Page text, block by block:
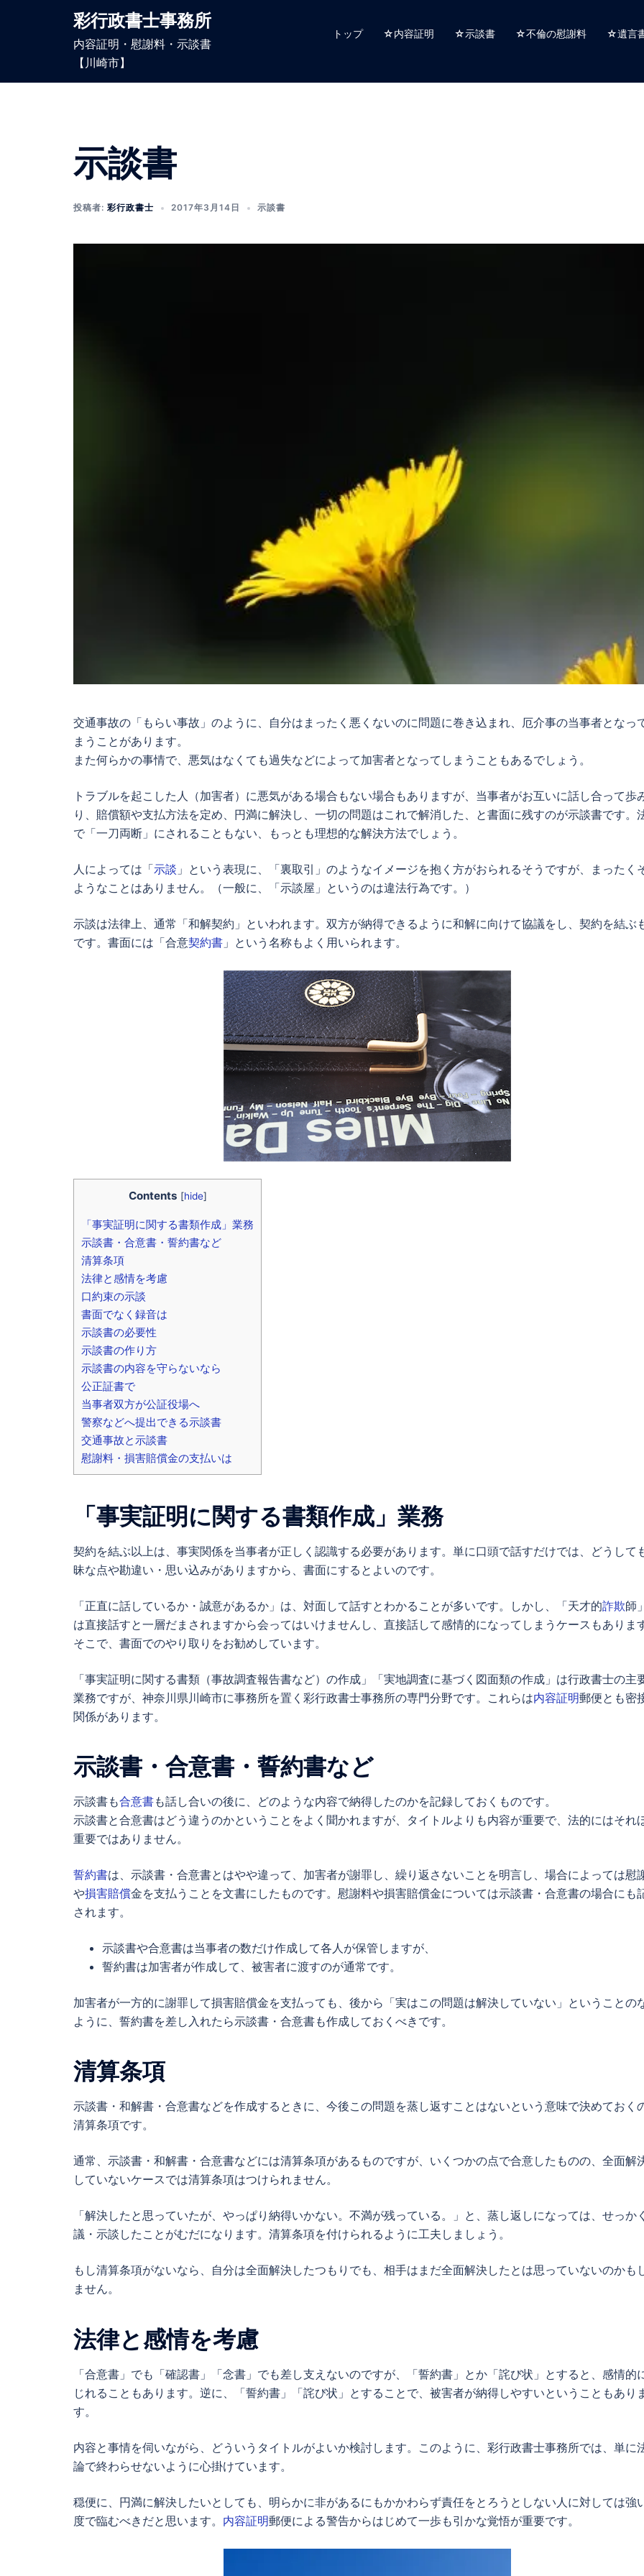
ツ
彩行政書士事務所
内容証明・慰謝料・示談書
【川崎市】
トップ ☆内容証明 ☆示談書 ☆不倫の慰謝料 ☆遺言
示談書
投稿者: 彩行政書士 2017年3月14日 示談書
交通事故の「もらい事故」のように、自分はまったく悪くないのに問題に巻き込まれ、厄介事の当事者となっ
まうことがあります。
また何らかの事情で、悪気はなくても過失などによって加害者となってしまうこともあるでしょう。
トラブルを起こした人（加害者）に悪気がある場合もない場合もありますが、当事者がお互いに話し合って歩
り、賠償額や支払方法を定め、円満に解決し、一切の問題はこれで解消した、と書面に残すのが示談書です。
で「一刀両断」にされることもない、もっとも理想的な解決方法でしょう。
人によっては「示談 」という表現に、「裏取引」のようなイメージを抱く方がおられるそうですが、まったく
ようなことはありません。（一般に、「示談屋」というのは違法行為です。）
示談は法律上、通常「和解契約」といわれます。双方が納得できるように和解に向けて協議をし、契約を結ぶ
です。書面には「合意契約書 」という名称もよく用いられます。
Contents [hide]
「事実証明に関する書類作成」業務
示談書・合意書・誓約書など
清算条項
法律と感情を考慮
口約束の示談
書面でなく録音は
示談書の必要性
示談書の作り方
示談書の内容を守らないなら
公正証書で
当事者双方が公証役場へ
警察などへ提出できる示談書
交通事故と示談書
慰謝料・損害賠償金の支払いは
「事実証明に関する書類作成」業務
契約を結ぶ以上は、事実関係を当事者が正しく認識する必要があります。単に口頭で話すだけでは、どうして
昧な点や勘違い・思い込みがありますから、書面にするとよいのです。
「正直に話しているか・誠意があるか」は、対面して話すとわかることが多いです。しかし、「天才的詐欺師
は直接話すと一層だまされますから会ってはいけませんし、直接話して感情的になってしまうケースもあります
そこで、書面でのやり取りをお勧めしています。
「事実証明に関する書類（事故調査報告書など）の作成」「実地調査に基づく図面類の作成」は行政書士の主
業務ですが、神奈川県川崎市に事務所を置く彩行政書士事務所の専門分野です。これらは内容証明郵便とも密
関係があります。
示談書 ・ 合意書 ・ 誓約書など
示談書も合意書も話し合いの後に、どのような内容で納得したのかを記録しておくものです。
示談書と合意書はどう違うのかということをよく聞かれますが、タイトルよりも内容が重要で、法的にはそれ
重要ではありません。
誓約書は、 示談書 ・ 合意書とはやや違って、加害者が謝罪し、繰り返さないことを明言し、場合によっては慰
や損害賠償金を支払うことを文書にしたものです。慰謝料や損害賠償金については示談書 ・ 合意書の場合にも
されます。
示談書や合意書は当事者の数だけ作成して各人が保管しますが、
誓約書は加害者が作成して、被害者に渡すのが通常です。
加害者が一方的に謝罪して損害賠償金を支払っても、後から「実はこの問題は解決していない」ということの
ように、 誓約書を差し入れたら示談書 ・ 合意書も作成しておくべきです。
清算条項
示談書 ・和解書・ 合意書などを作成するときに、今後この問題を蒸し返すことはないという意味で決めておく
清算条項です。
通常、 示談書 ・和解書・ 合意書などには清算条項があるものですが、いくつかの点で合意したものの、全面解
していないケースでは清算条項はつけられません。
「解決したと思っていたが、やっぱり納得いかない。不満が残っている。」と、蒸し返しになっては、せっか
議・示談したことがむだになります。清算条項を付けられるように工夫しましょう。
もし清算条項がないなら、自分は全面解決したつもりでも、相手はまだ全面解決したとは思っていないのかも
ません。
法律と感情を考慮
「合意書 」でも「確認書」「念書」でも差し支えないのですが、「誓約書 」とか「詫び状」とすると、感情的
じれることもあります。逆に、「誓約書 」「詫び状」とすることで、被害者が納得しやすいということもあり
す。
内容と事情を伺いながら、どういうタイトルがよいか検討します。このように、彩行政書士事務所では、単に
論で終わらせないように心掛けています。
穏便に、円満に解決したいとしても、明らかに非があるにもかかわらず責任をとろうとしない人に対しては強
度で臨むべきだと思います。 内容証明郵便による警告からはじめて一歩も引かな覚悟が重要です。